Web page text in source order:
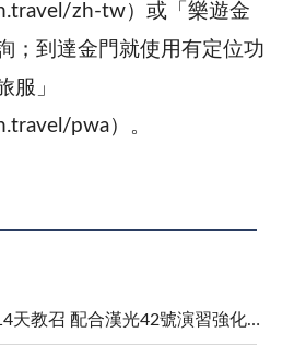
zh-tw）或「樂遊金
；到達金門就使用有定位功
服」
pwa）。
金防部首次14天教召 配合漢光42號演習強化防衛戰力